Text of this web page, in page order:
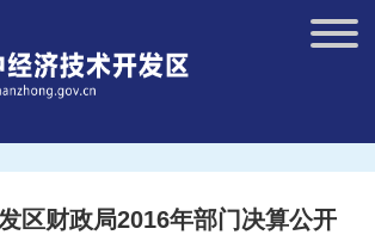
区财政局2016年部门决算公开